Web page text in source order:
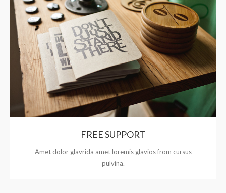
FREE SUPPORT
Amet dolor glavrida amet loremis glavios from cursus
pulvina.